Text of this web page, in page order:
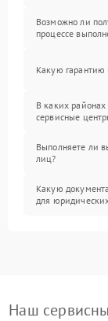
Возможно ли
процессе
Какую гарантию
В каких районах
сервисные
Выполняете ли
лиц?
Какую
для
Наш